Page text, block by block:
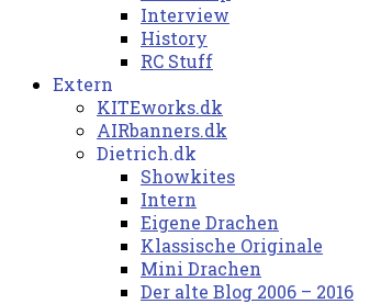
Interview
History
RC Stuff
Extern
KITEworks.dk
AIRbanners.dk
Dietrich.dk
Showkites
Intern
Eigene Drachen
Klassische Originale
Mini Drachen
Der alte Blog 2006 – 2016